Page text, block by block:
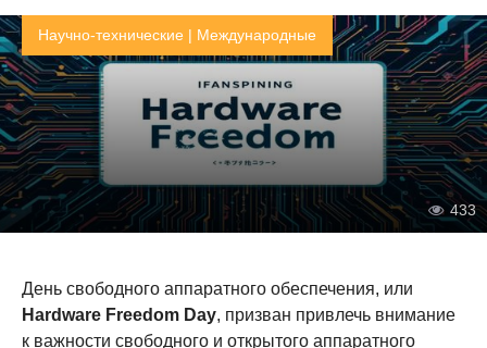
Научно-технические | Международные
433
День свободного аппаратного обеспечения, или
Hardware Freedom Day, призван привлечь внимание
к важности свободного и открытого аппаратного